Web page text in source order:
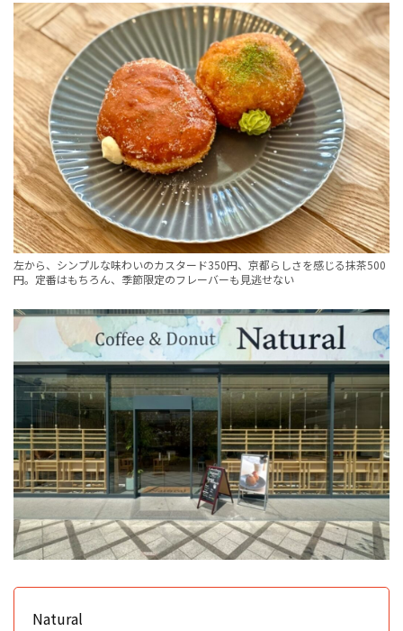
左から、シンプルな味わいのカスタード350円、京都らしさを感じる抹茶500
円。定番はもちろん、季節限定のフレーバーも見逃せない
Natural